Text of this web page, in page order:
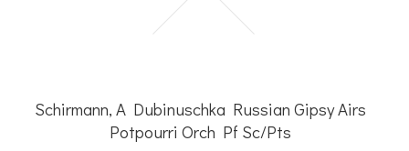
Schirmann, A Dubinuschka Russian Gipsy Airs
Potpourri Orch Pf Sc/Pts